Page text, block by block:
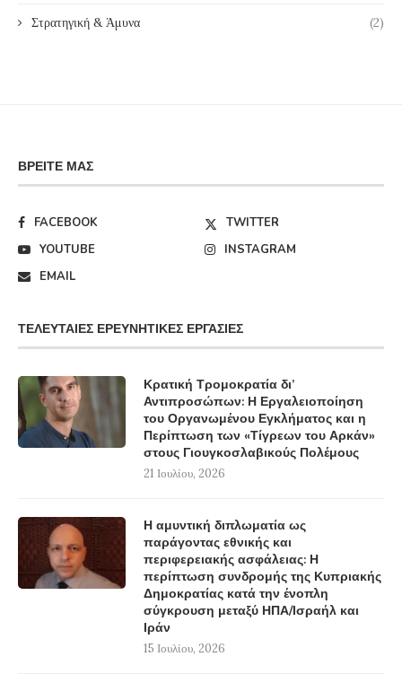
Στρατηγική & Άμυνα (2)
ΒΡΕΊΤΕ ΜΑΣ
FACEBOOK
TWITTER
YOUTUBE
INSTAGRAM
EMAIL
ΤΕΛΕΥΤΑΊΕΣ ΕΡΕΥΝΗΤΙΚΈΣ ΕΡΓΑΣΊΕΣ
Κρατική Τρομοκρατία δι’
Αντιπροσώπων: Η Εργαλειοποίηση
του Οργανωμένου Εγκλήματος και η
Περίπτωση των «Τίγρεων του Αρκάν»
στους Γιουγκοσλαβικούς Πολέμους
21 Ιουλίου, 2026
Η αμυντική διπλωματία ως
παράγοντας εθνικής και
περιφερειακής ασφάλειας: Η
περίπτωση συνδρομής της Κυπριακής
Δημοκρατίας κατά την ένοπλη
σύγκρουση μεταξύ ΗΠΑ/Ισραήλ και
Ιράν
15 Ιουλίου, 2026